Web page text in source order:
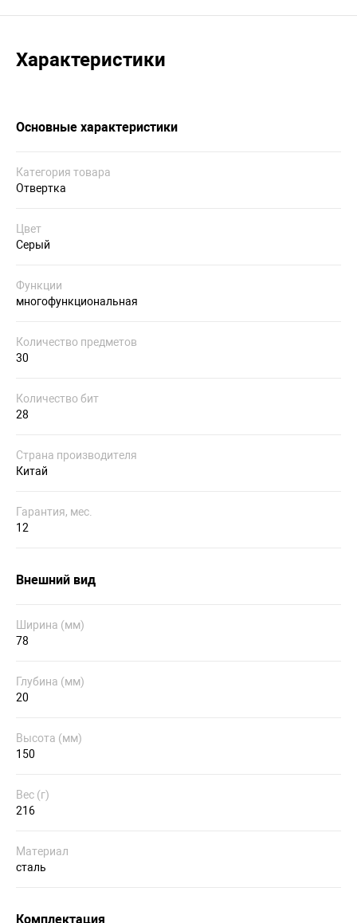
Характеристики
Основные характеристики
Категория товара
Отвертка
Цвет
Серый
Функции
многофункциональная
Количество предметов
30
Количество бит
28
Страна производителя
Китай
Гарантия, мес.
12
Внешний вид
Ширина (мм)
78
Глубина (мм)
20
Высота (мм)
150
Вес (г)
216
Материал
сталь
Комплектация